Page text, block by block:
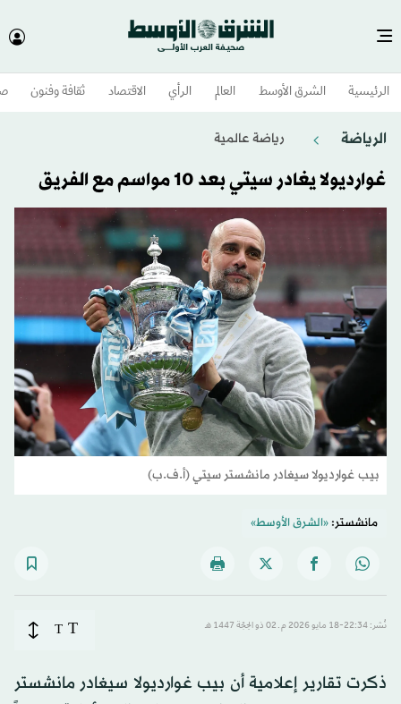
الرئيسية الشرق الأوسط​ العالم الرأي الاقتصاد ثقافة وفنون
الرياضة رياضة عالمية
غوارديولا يغادر سيتي بعد 10 مواسم مع الفريق
بيب غوارديولا سيغادر مانشستر سيتي (أ.ف.ب)
مانشستر:«الشرق الأوسط»
نُشر: 22:34-18 مايو 2026 م ـ 02 ذو الحِجّة 1447 هـ T
T
ذكرت تقارير إعلامية أن بيب غوارديولا سيغادر مانشستر